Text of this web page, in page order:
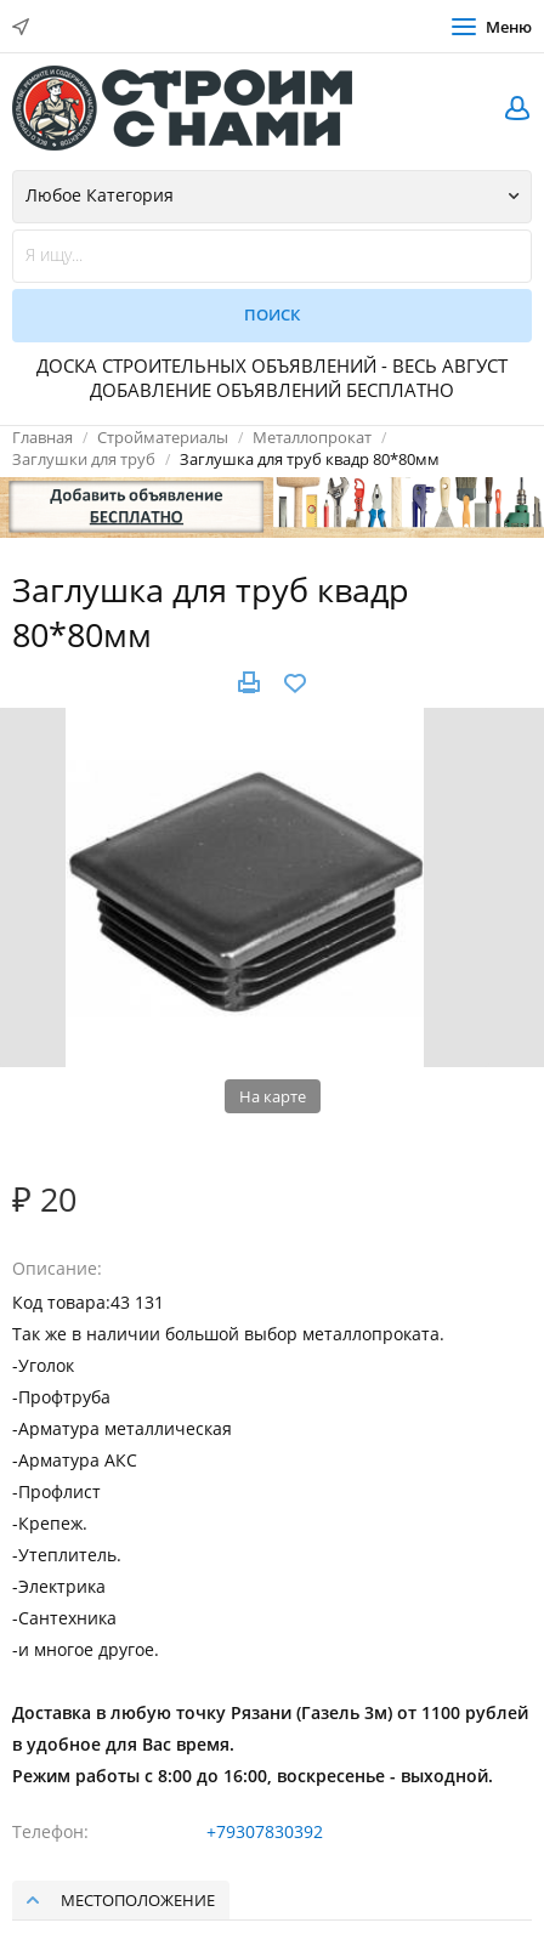
Меню
ДОСКА СТРОИТЕЛЬНЫХ ОБЪЯВЛЕНИЙ - ВЕСЬ АВГУСТ
ДОБАВЛЕНИЕ ОБЪЯВЛЕНИЙ БЕСПЛАТНО
Главная Стройматериалы
Металлопрокат
Заглушки для труб
Заглушка для труб квадр 80*80мм
Заглушка для труб квадр
80*80мм
На карте
₽ 20
Описание
Код товара:43 131
Так же в наличии большой выбор металлопроката.
-Уголок
-Профтруба
-Арматура металлическая
-Арматура АКС
-Профлист
-Крепеж.
-Утеплитель.
-Электрика
-Сантехника
-и многое другое.
Доставка в любую точку Рязани (Газель 3м) от 1100 рублей
в удобное для Вас время.
Режим работы с 8:00 до 16:00, воскресенье - выходной.
Телефон +79307830392
МЕСТОПОЛОЖЕНИЕ